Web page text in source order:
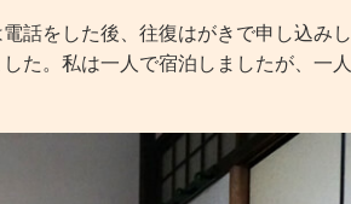
話をした後、往復はがきで申し込みし
た。私は一人で宿泊しましたが、一人